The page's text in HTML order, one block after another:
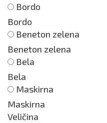
Bordo
Bordo
Beneton zelena
Beneton zelena
Bela
Bela
Maskirna
Maskirna
Veličina